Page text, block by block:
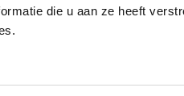
die u aan ze heeft